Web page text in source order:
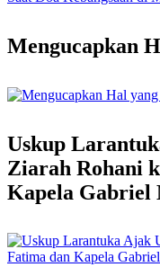
Mengucapkan
Uskup
Ziarah Rohani
Kapela Gabriel